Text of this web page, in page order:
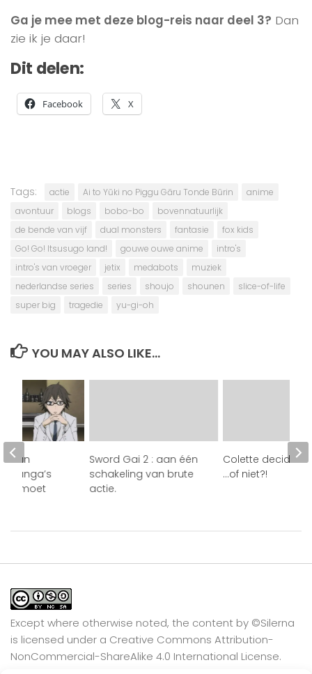
Ga je mee met deze blog-reis naar deel 3? Dan
zie ik je daar!
Dit delen:
Facebook X
Tags: actie Ai to Yūki no Piggu Gāru Tonde Būrin
anime
avontuur
blogs bobo-bo
bovennatuurlijk
de bende van vijf
dual monsters fantasie
fox kids
Go! Go! Itsusugo land!
gouwe ouwe anime
intro's
intro's van vroeger
jetix medabots
muziek
nederlandse series
series shoujo shounen
slice-of-life
super big
tragedie yu-gi-oh
YOU MAY ALSO LIKE...
Sword Gai 2 : aan één
schakeling van brute
actie.
Colette decides
…of niet?!
manga’s
moet
Except where otherwise noted, the content by ©Silerna
is licensed under a Creative Commons Attribution-
NonCommercial-ShareAlike 4.0 International License.